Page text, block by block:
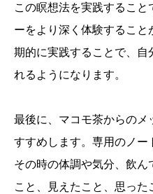
この瞑想法を実践するこ
ーをより深く体験するこ
期的に実践することで、自
れるようになります。
最後に、マコモ茶からのメ
すすめします。専用のノー
その時の体調や気分、飲ん
こと、見えたこと、思った